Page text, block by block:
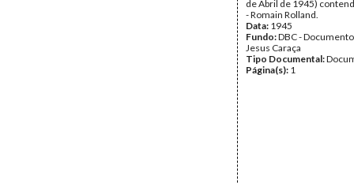
de Abril de 1945)
- Romain Rolland.
Data: 1945
Fundo:DBC -
Jesus Caraça
Tipo Documental:
Página(s): 1